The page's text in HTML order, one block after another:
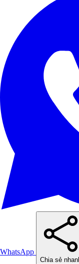
WhatsApp
Chia sẻ